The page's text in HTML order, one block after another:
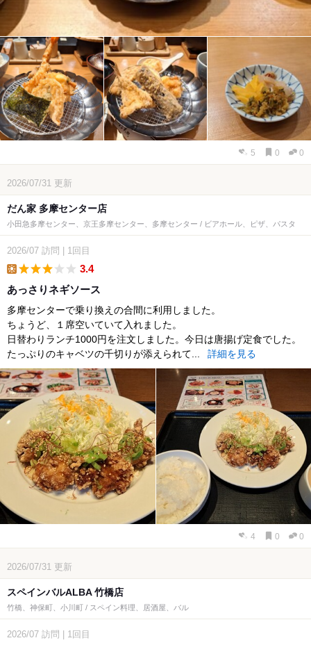
5 0 0
2026/07/31 更新
だん家 多摩センター店
小田急多摩センター、京王多摩センター、多摩センター / ビアホール、ピザ、パスタ
2026/07 訪問 1回目
3.4
あっさりネギソース
多摩センターで乗り換えの合間に利用しました。
ちょうど、１席空いていて入れました。
日替わりランチ1000円を注文しました。今日は唐揚げ定食でした。
たっぷりのキャベツの千切りが添えられて...
詳細を見る
4 0 0
2026/07/31 更新
スペインバルALBA 竹橋店
竹橋、神保町、小川町 / スペイン料理、居酒屋、バル
2026/07 訪問 | 1回目